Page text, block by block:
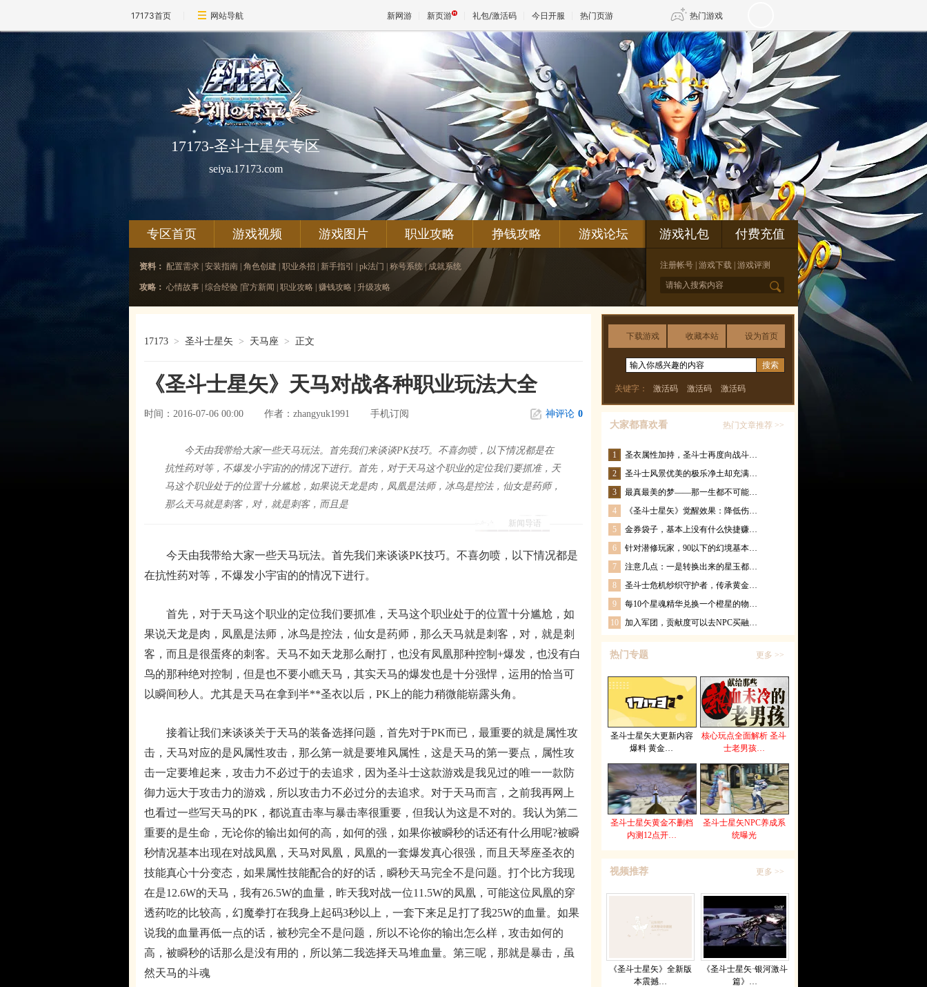
17173首页 网站导航 新网游 新页游 礼包/激活码 今日开服 热门页游 热门游戏
DNF 传奇4
天堂 剑网3旗舰版 新天龙八部
王权与自由 诛仙世界 仙剑世界
17173-圣斗士星矢专区
seiya.17173.com
专区首页 游戏视频 游戏图片 职业攻略 挣钱攻略 游戏论坛
资料： 配置需求 安装指南 角色创建 职业杀招 新手指引 pk法门 称号系统|成就系统
攻略： 心情故事 综合经验 官方新闻 职业攻略 赚钱攻略 升级攻略
游戏礼包 付费充值
注册帐号 游戏下载 游戏评测
*
下载游戏 收藏本站 设为首页
关键字： 激活码 激活码 激活码
大家都喜欢看
1
圣衣属性加持，圣斗士再度向战斗…
2
圣斗士风景优美的极乐净土却充满…
3
最真最美的梦——那一生都不可能…
4
《圣斗士星矢》觉醒效果：降低伤…
5
金券袋子，基本上没有什么快捷赚…
6
针对潜修玩家，90以下的幻境基本…
7
注意几点：一是转换出来的星玉都…
8
圣斗士危机纱织守护者，传承黄金…
9
每10个星魂精华兑换一个橙星的物…
10
加入军团，贡献度可以去NPC买融…
热门文章推荐 >>
热门专题
圣斗士星矢大更新内容
爆料 黄金…
核心玩点全面解析 圣斗
士老男孩…
圣斗士星矢黄金不删档
内测12点开…
圣斗士星矢NPC养成系
统曝光
更多 >>
视频推荐
《圣斗士星矢》全新版
本震撼…
《圣斗士星矢·银河激斗
篇》…
更多 >>
17173 > 圣斗士星矢 > 天马座 > 正文
《圣斗士星矢》天马对战各种职业玩法大全
时间：2016-07-06 00:00 作者： zhangyuk1991 手机订阅 神评论 0
新闻导语
今天由我带给大家一些天马玩法。首先我们来谈谈PK技巧。不喜勿喷，以下情况都是在
抗性药对等，不爆发小宇宙的的情况下进行。首先，对于天马这个职业的定位我们要抓准，天
马这个职业处于的位置十分尴尬，如果说天龙是肉，凤凰是法师，冰鸟是控法，仙女是药师，
那么天马就是刺客，对，就是刺客，而且是
今天由我带给大家一些天马玩法。首先我们来谈谈PK技巧。不喜勿喷，以下情况都是
在抗性药对等，不爆发小宇宙的的情况下进行。
首先，对于天马这个职业的定位我们要抓准，天马这个职业处于的位置十分尴尬，如
果说天龙是肉，凤凰是法师，冰鸟是控法，仙女是药师，那么天马就是刺客，对，就是刺
客，而且是很蛋疼的刺客。天马不如天龙那么耐打，也没有凤凰那种控制+爆发，也没有白
鸟的那种绝对控制，但是也不要小瞧天马，其实天马的爆发也是十分强悍，运用的恰当可
以瞬间秒人。尤其是天马在拿到半**圣衣以后，PK上的能力稍微能崭露头角。
接着让我们来谈谈关于天马的装备选择问题，首先对于PK而已，最重要的就是属性攻
击，天马对应的是风属性攻击，那么第一就是要堆风属性，这是天马的第一要点，属性攻
击一定要堆起来，攻击力不必过于的去追求，因为圣斗士这款游戏是我见过的唯一一款防
御力远大于攻击力的游戏，所以攻击力不必过分的去追求。对于天马而言，之前我再网上
也看过一些写天马的PK，都说直击率与暴击率很重要，但我认为这是不对的。我认为第二
重要的是生命，无论你的输出如何的高，如何的强，如果你被瞬秒的话还有什么用呢?被瞬
秒情况基本出现在对战凤凰，天马对凤凰，凤凰的一套爆发真心很强，而且天琴座圣衣的
技能真心十分变态，如果属性技能配合的好的话，瞬秒天马完全不是问题。打个比方我现
在是12.6W的天马，我有26.5W的血量，昨天我对战一位11.5W的凤凰，可能这位凤凰的穿
透药吃的比较高，幻魔拳打在我身上起码3秒以上，一套下来足足打了我25W的血量。如果
说我的血量再低一点的话，被秒完全不是问题，所以不论你的输出怎么样，攻击如何的
高，被瞬秒的话那么是没有用的，所以第二我选择天马堆血量。第三呢，那就是暴击，虽
然天马的斗魂